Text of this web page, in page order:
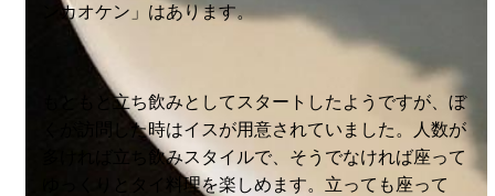
ンカオケン」はあります。
もともと立ち飲みとしてスタートしたようですが、ぼ
くが訪問した時はイスが用意されていました。人数が
多ければ立ち飲みスタイルで、そうでなければ座って
ゆっくりとタイ料理を楽しめます。立っても座って